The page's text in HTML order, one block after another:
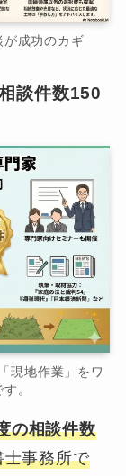
成功のカギ
談件数150
現地作業」をワ
。
の相談件数
士事務所で